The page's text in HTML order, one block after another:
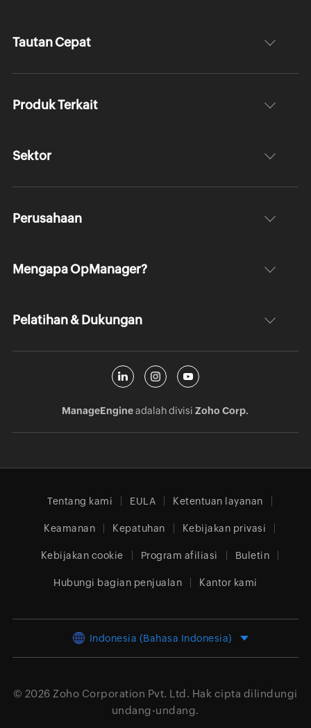
Tautan Cepat
Produk Terkait
Sektor
Perusahaan
Mengapa OpManager?
Pelatihan & Dukungan
ManageEngineadalah divisiZoho Corp.
Tentang kami EULA Ketentuan layanan
Keamanan Kepatuhan Kebijakan privasi
Kebijakan cookie Program afiliasi Buletin
Hubungi bagian penjualan Kantor kami
Indonesia (Bahasa Indonesia)
© 2026 Zoho Corporation Pvt. Ltd. Hak cipta dilindungi
undang-undang.